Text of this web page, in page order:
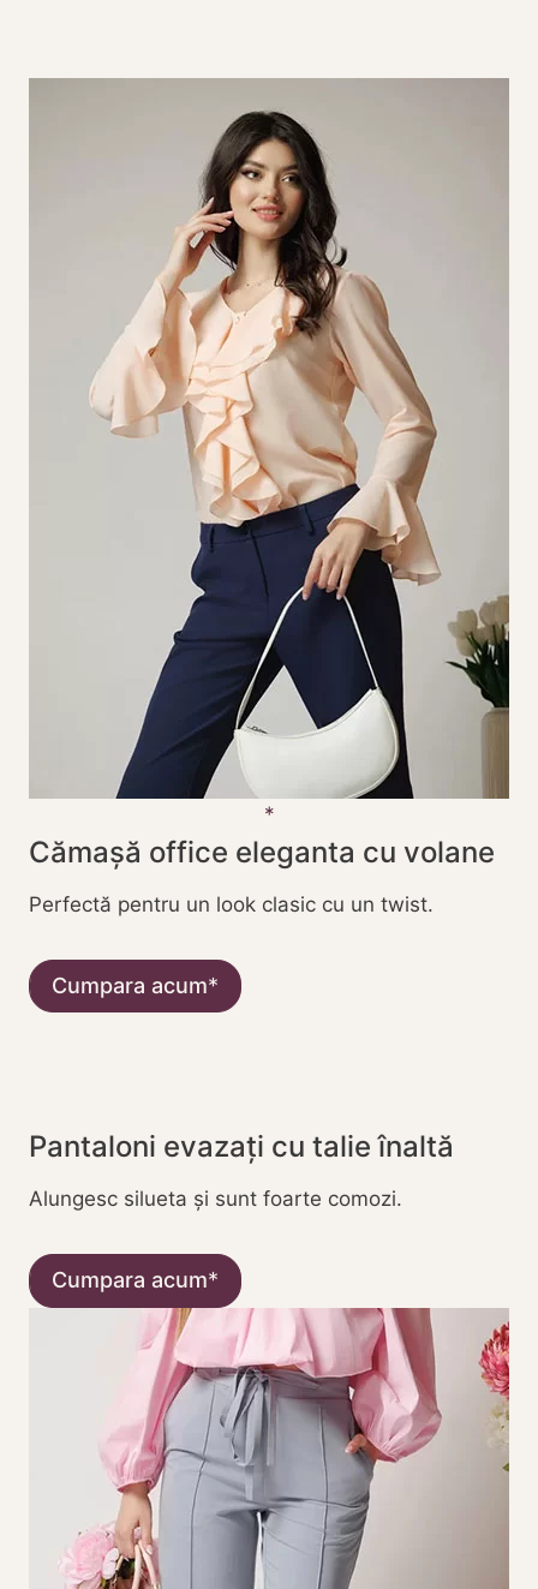
Cămașă office eleganta cu volane
Perfectă pentru un look clasic cu un twist.
Cumpara acum
Pantaloni evazați cu talie înaltă
Alungesc silueta și sunt foarte comozi.
Cumpara acum